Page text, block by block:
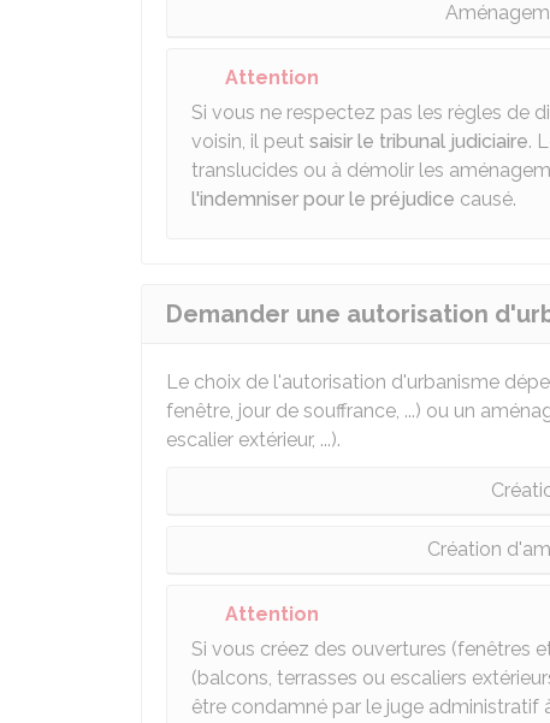
Attention
Si vous ne respectez pas les règles de
voisin, il peut saisir le tribunal judiciaire.
translucides ou à démolir les
l'indemniser pour le préjudice causé.
Demander une autorisation
Le choix de l'autorisation d'urbanisme
fenêtre, jour de souffrance, ...) ou un
escalier extérieur, ...).
Création
Attention
Si vous créez des ouvertures (fenêtres
(balcons, terrasses ou escaliers
être condamné par le juge administratif